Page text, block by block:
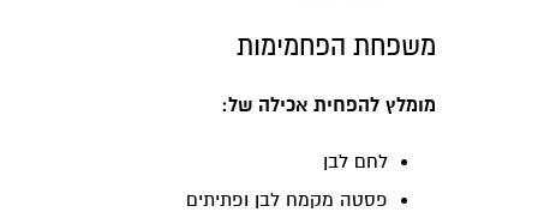
משפחת הפחמימות
מומלץ להפחית אכילה של:
לחם לבן
פסטה מקמח לבן ופתיתים